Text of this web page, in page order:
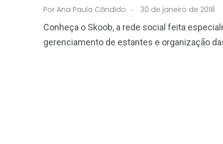
Por Ana Paula Cândido . 30 de janeiro de 2018
Conheça o Skoob, a rede social feita
gerenciamento de estantes e organização